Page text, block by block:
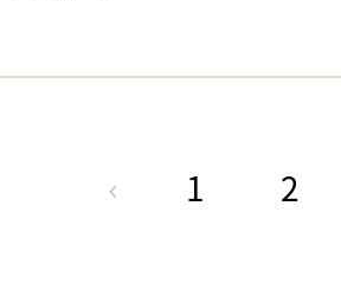
1 2